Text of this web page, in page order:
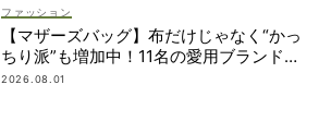
ファッション
【マザーズバッグ】布だけじゃなく“かっ
ちり派”も増加中！11名の愛用ブランド
は？
2026.08.01